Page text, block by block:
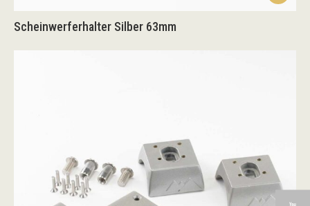
Scheinwerferhalter Silber 63mm